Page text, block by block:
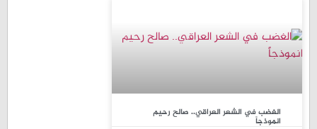
الغضب في الشعر العراقي.. صالح رحيم
انموذجاً